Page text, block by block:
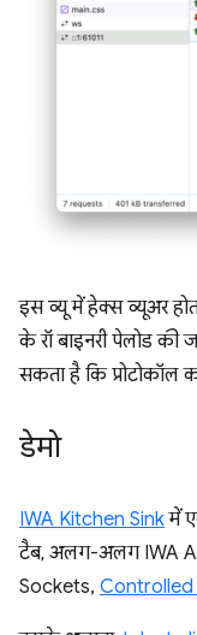
इस व्यू में हेक्स व्यूअर
के रॉ बाइनरी पेलोड
सकता है कि प्रोटोकॉल
डेमो
IWA Kitchen Sinkमें
टैब, अलग-अलग IWA
Sockets, Controlled